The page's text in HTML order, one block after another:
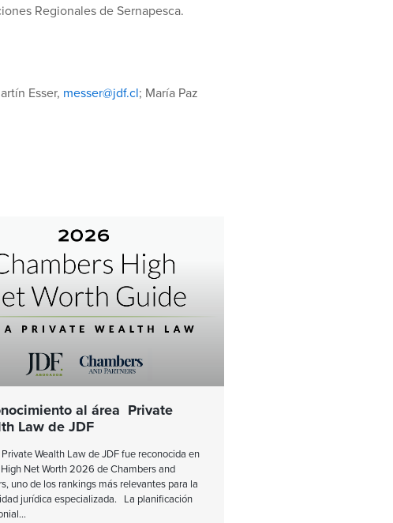
Regionales de Sernapesca.
Esser, messer@jdf.cl; María Paz
al área Private
Law de JDF
Private Wealth Law de JDF fue reconocida en
Net Worth 2026 de Chambers and
uno de los rankings más relevantes para la
jurídica especializada. La planificación